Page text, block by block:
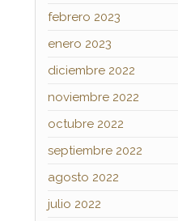
febrero 2023
enero 2023
diciembre 2022
noviembre 2022
octubre 2022
septiembre 2022
agosto 2022
julio 2022